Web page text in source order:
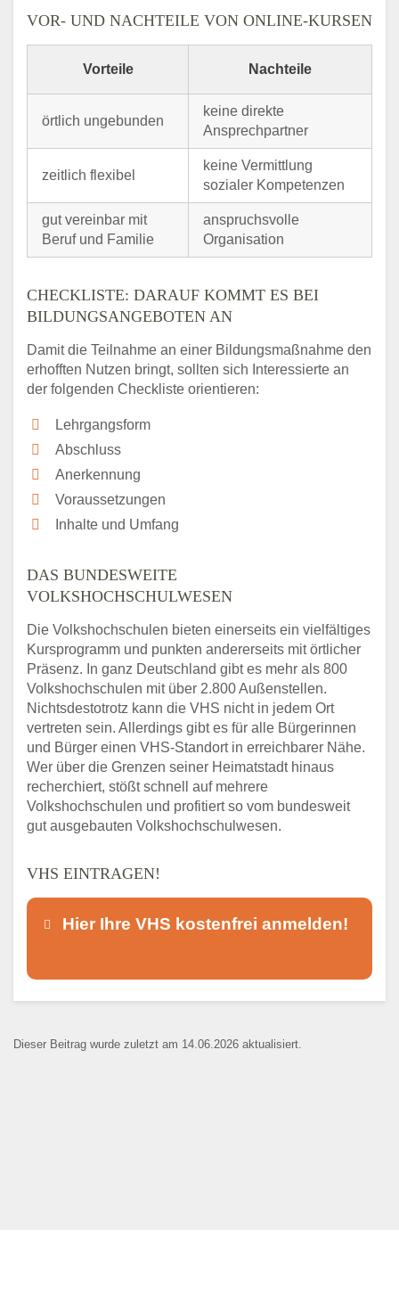
VOR- UND NACHTEILE VON ONLINE-KURSEN
Vorteile Nachteile
örtlich ungebunden
keine direkte
Ansprechpartner
zeitlich flexibel
keine Vermittlung
sozialer Kompetenzen
gut vereinbar mit
Beruf und Familie
anspruchsvolle
Organisation
CHECKLISTE: DARAUF KOMMT ES BEI
BILDUNGSANGEBOTEN AN
Damit die Teilnahme an einer Bildungsmaßnahme den
erhofften Nutzen bringt, sollten sich Interessierte an
der folgenden Checkliste orientieren:
Lehrgangsform
Abschluss
Anerkennung
Voraussetzungen
Inhalte und Umfang
DAS BUNDESWEITE
VOLKSHOCHSCHULWESEN
Die Volkshochschulen bieten einerseits ein vielfältiges
Kursprogramm und punkten andererseits mit örtlicher
Präsenz. In ganz Deutschland gibt es mehr als 800
Volkshochschulen mit über 2.800 Außenstellen.
Nichtsdestotrotz kann die VHS nicht in jedem Ort
vertreten sein. Allerdings gibt es für alle Bürgerinnen
und Bürger einen VHS-Standort in erreichbarer Nähe.
Wer über die Grenzen seiner Heimatstadt hinaus
recherchiert, stößt schnell auf mehrere
Volkshochschulen und profitiert so vom bundesweit
gut ausgebauten Volkshochschulwesen.
VHS EINTRAGEN!
Hier Ihre VHS kostenfrei anmelden!
Kontaktaufnahme und ist nicht
Dieser Beitrag wurde zuletzt am 14.06.2026 aktualisiert.